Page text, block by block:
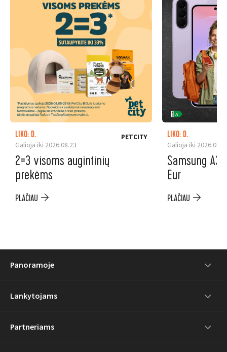
LIKO: D.
Galioja iki 2026.08.23
PETCITY
2=3 visoms augintinių
prekėms
PLAČIAU
LIKO: D.
Galioja iki
Samsung
Eur
PLAČIAU
Panoramoje
Lankytojams
Partneriams